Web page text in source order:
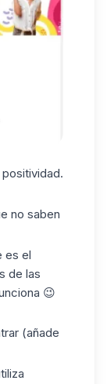
no saben
es el
de las
😉
(añade